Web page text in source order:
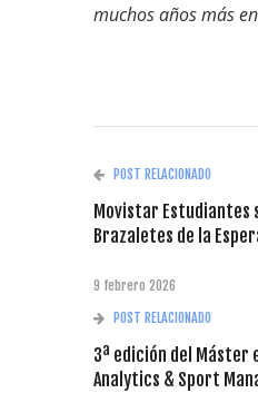
muchos años más
POST RELACIONADO
Movistar Estudiantes
Brazaletes de la
9 febrero 2026
POST RELACIONADO
3ª edición del Máster
Analytics & Sport